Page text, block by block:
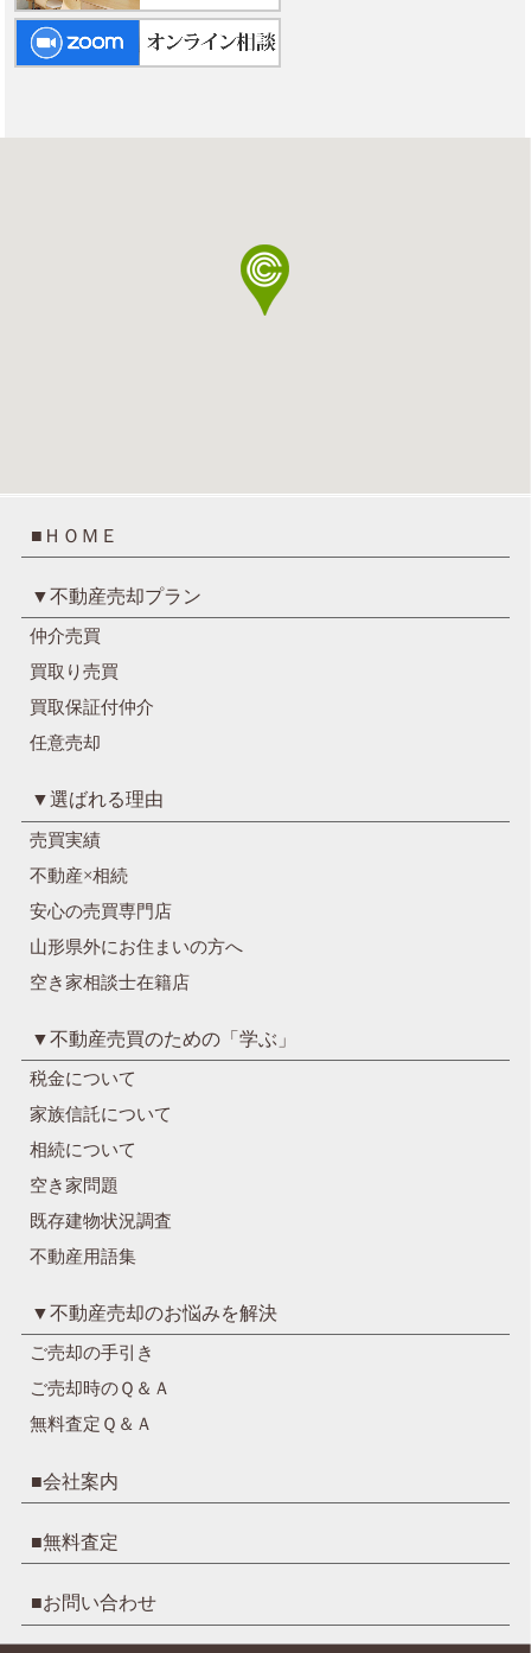
■ＨＯＭＥ
▼不動産売却プラン
仲介売買
買取り売買
買取保証付仲介
任意売却
▼選ばれる理由
売買実績
不動産×相続
安心の売買専門店
山形県外にお住まいの方へ
空き家相談士在籍店
▼不動産売買のための「学ぶ」
税金について
家族信託について
相続について
空き家問題
既存建物状況調査
不動産用語集
▼不動産売却のお悩みを解決
ご売却の手引き
ご売却時のＱ＆Ａ
無料査定Ｑ＆Ａ
■会社案内
■無料査定
■お問い合わせ